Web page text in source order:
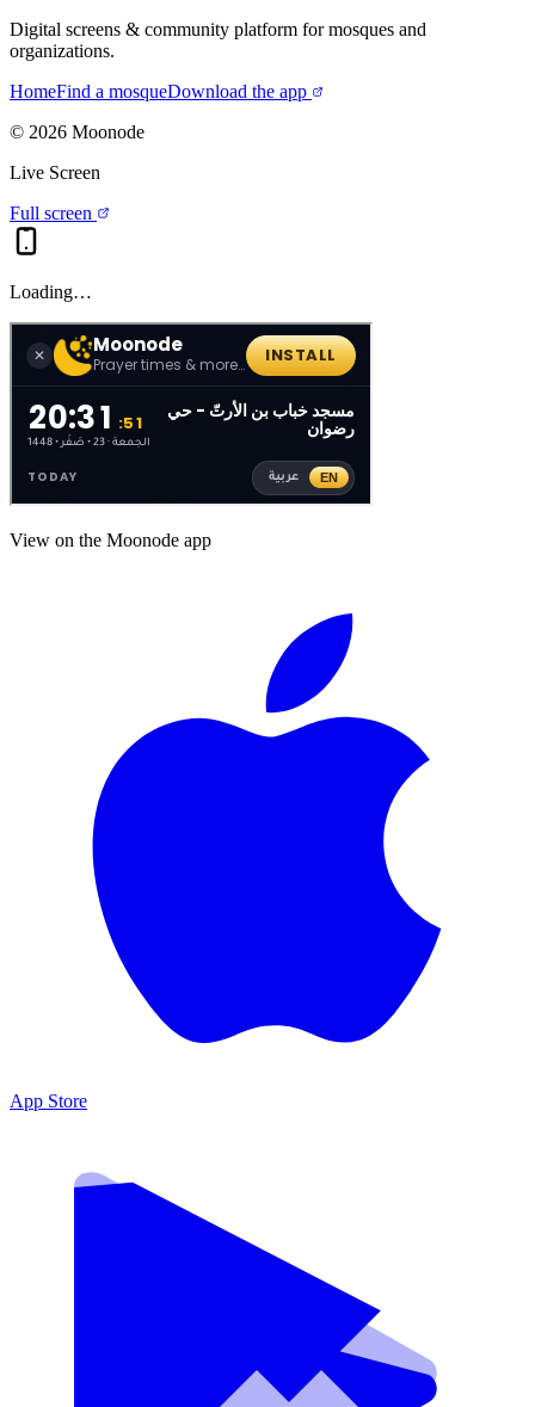
Digital screens & community platform for mosques and
organizations.
HomeFind a mosqueDownload the app
© 2026 Moonode
Live Screen
Full screen
Loading…
View on the Moonode app
App Store